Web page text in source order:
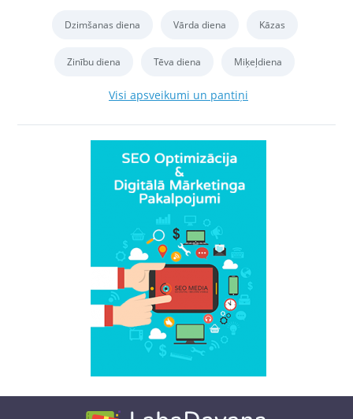
Dzimšanas diena Vārda diena Kāzas
Zinību diena Tēva diena Miķeļdiena
Visi apsveikumi un pantiņi